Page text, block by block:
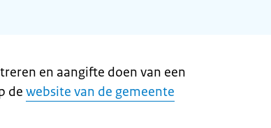
en aangifte doen van een
de website van de gemeente